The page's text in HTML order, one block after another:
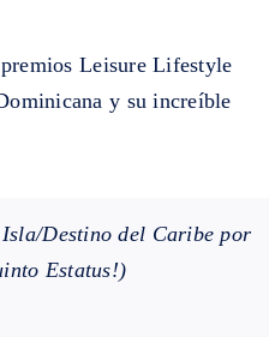
Leisure Lifestyle
y su increíble
Destino del Caribe por
Estatus!)